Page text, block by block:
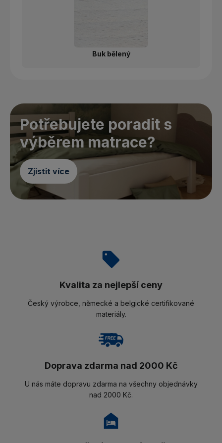
Buk bělený
Potřebujete poradit s
výběrem matrace?
Zjistit více
Kvalita za nejlepší ceny
Český výrobce, německé a belgické certifikované
materiály.
Doprava zdarma nad 2000 Kč
U nás máte dopravu zdarma na všechny objednávky
nad 2000 Kč.